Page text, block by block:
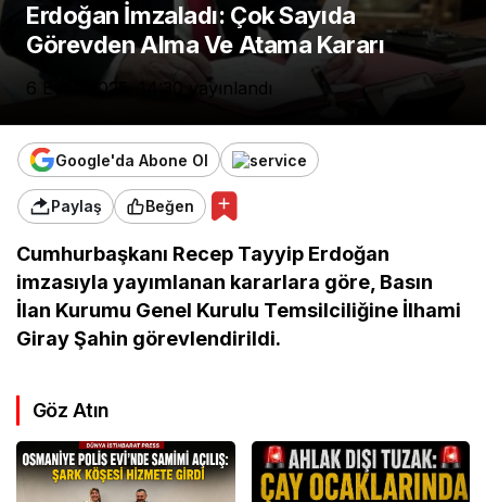
Erdoğan İmzaladı: Çok Sayıda
Görevden Alma Ve Atama Kararı
6 Eylül 2025, 14:30 yayınlandı
Google'da Abone Ol
Paylaş Beğen
Cumhurbaşkanı Recep Tayyip Erdoğan
imzasıyla yayımlanan kararlara göre, Basın
İlan Kurumu Genel Kurulu Temsilciliğine İlhami
Giray Şahin görevlendirildi.
Göz Atın